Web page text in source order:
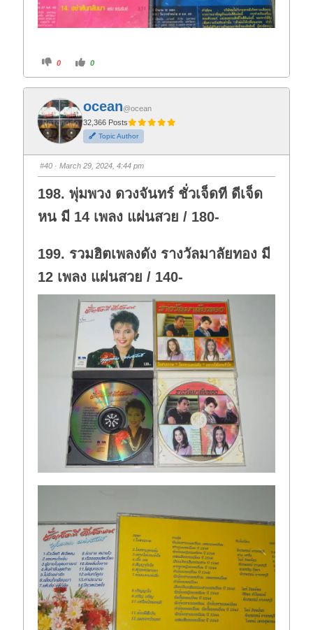
C
i
k
f
o
r
t
h
u
m
d
o
n
.
0
C
i
k
o
r
t
h
u
m
u
p
0
ocean@ocean
32,366 Posts
Topic Author
#40 · March 29, 2024, 4:44 pm
198. พุ่มพวง ดวงจันทร์ ชั่วเจ็ดที ดีเจ็ด
หน มี 14 เพลง แผ่นสวย / 180-
199. รวมฮิตเพลงดัง รางวัลมาลัยทอง มี
12 เพลง แผ่นสวย / 140-